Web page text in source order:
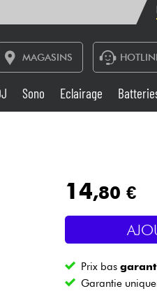
MAGASINS
Belgique
België
Nederland
Sono
Vents
Câbles &
Sono Eclairage
14,80 €
Prix bas
Garantie